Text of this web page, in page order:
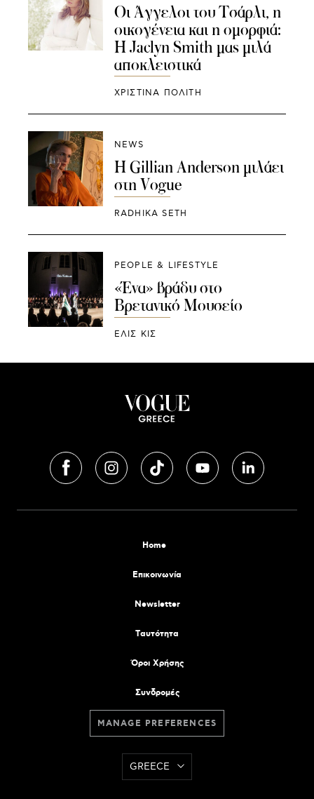
Oι Άγγελοι του Τσάρλι, η
οικογένεια και η ομορφιά:
Η Jaclyn Smith μας μιλά
αποκλειστικά
ΧΡΙΣΤΙΝΑ ΠΟΛΙΤΗ
NEWS
Η Gillian Anderson μιλάει
στη Vogue
RADHIKA SETH
PEOPLE & LIFESTYLE
«Ένα» βράδυ στο
Βρετανικό Μουσείο
ΕΛΙΣ ΚΙΣ
Home
Επικοινωνία
Newsletter
Tαυτότητα
Όροι Χρήσης
Συνδρομές
MANAGE PREFERENCES
GREECE